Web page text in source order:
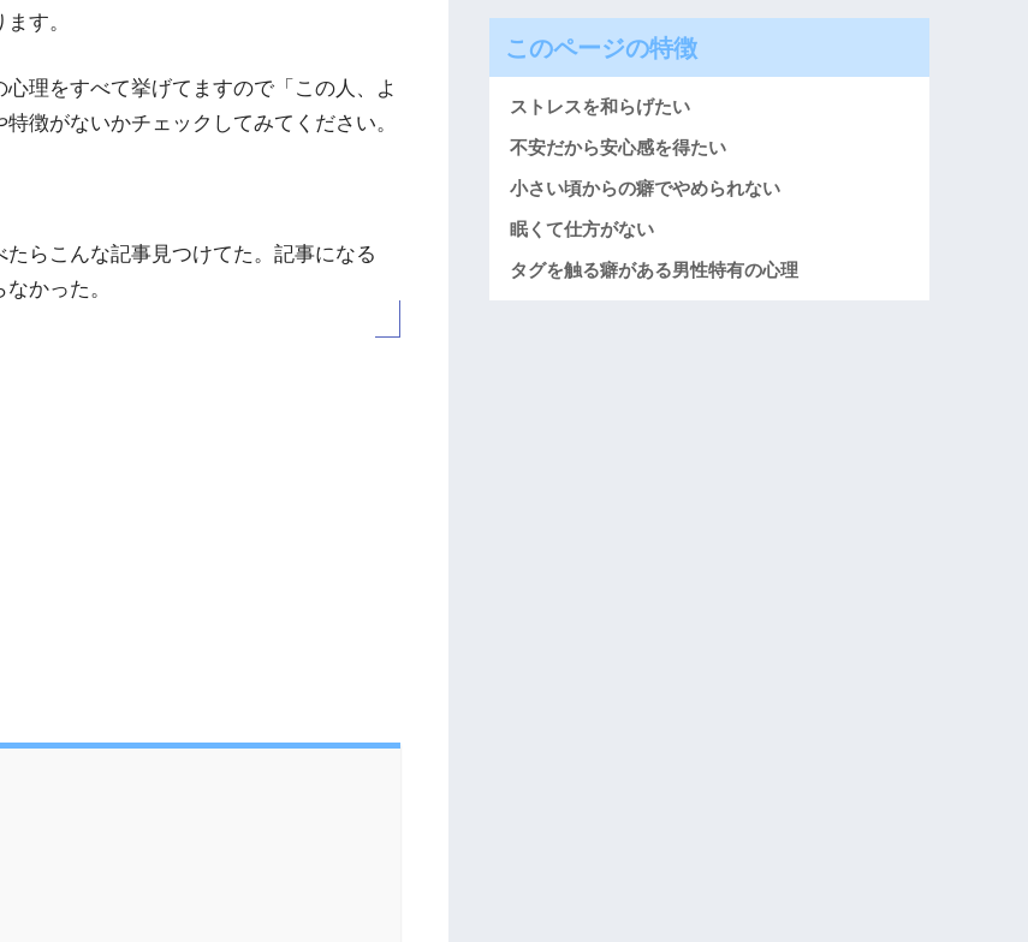
す。
理をすべて挙げてますので「この人、よ
徴がないかチェックしてみてください。
らこんな記事見つけてた。記事になる
かった。
このページの特徴
ストレスを和らげたい
不安だから安心感を得たい
小さい頃からの癖でやめられない
眠くて仕方がない
タグを触る癖がある男性特有の心理